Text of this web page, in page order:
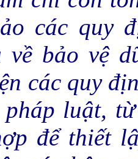
các quy
về bảo vệ
các quy
luật,
để thiết